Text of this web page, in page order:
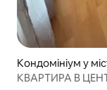
Кондомініум у
КВАРТИРА В